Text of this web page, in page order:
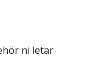
ni letar